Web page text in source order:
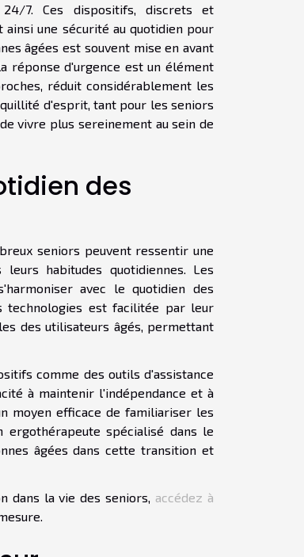
7. Ces dispositifs, discrets et
une sécurité au quotidien pour
âgées est souvent mise en avant
réponse d'urgence est un élément
réduit considérablement les
d'esprit, tant pour les seniors
vivre plus sereinement au sein de
des
seniors peuvent ressentir une
habitudes quotidiennes. Les
avec le quotidien des
technologies est facilitée par leur
des utilisateurs âgés, permettant
comme des outils d'assistance
à maintenir l'indépendance et à
moyen efficace de familiariser les
spécialisé dans le
âgées dans cette transition et
dans la vie des seniors, accédez à